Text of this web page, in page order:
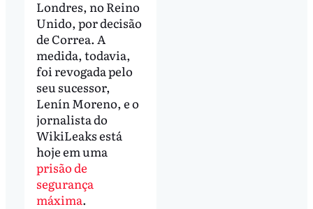
Londres, no Reino
Unido, por decisão
de Correa. A
medida, todavia,
foi revogada pelo
seu sucessor,
Lenín Moreno, e o
jornalista do
WikiLeaks está
hoje em uma
prisão de
segurança
máxima.